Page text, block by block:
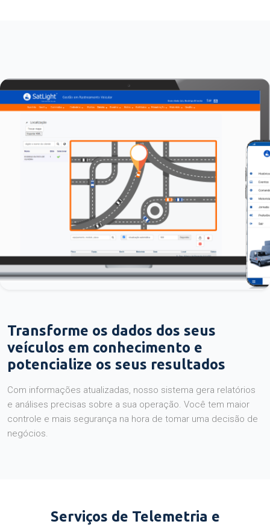
Transforme os dados dos seus
veículos em conhecimento e
potencialize os seus resultados
Com informações atualizadas, nosso sistema gera relatórios
e análises precisas sobre a sua operação. Você tem maior
controle e mais segurança na hora de tomar uma decisão de
negócios.
Serviços de Telemetria e